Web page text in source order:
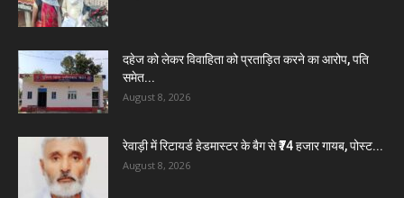
दहेज को लेकर विवाहिता को प्रताड़ित करने का आरोप, पति
समेत...
August 8, 2026
रेवाड़ी में रिटायर्ड हेडमास्टर के बैग से ₹74 हजार गायब, पोस्ट...
August 8, 2026